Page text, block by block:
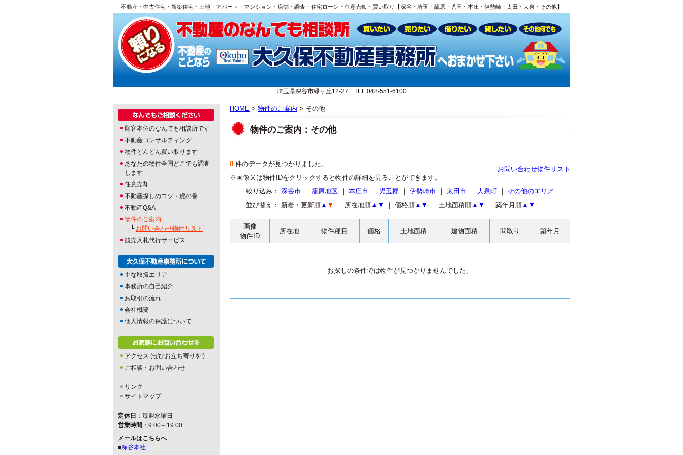
不動産・中古住宅・新築住宅・土地・アパート・マンション・店舗・調査・住宅ローン・任意売却・買い取り【深谷・埼玉・籠原・児玉・本庄・伊勢崎・太田・大泉・その他】
埼玉県深谷市緑ヶ丘12-27 TEL.048-551-6100
HOME > 物件のご案内 > その他
物件のご案内：その他
0 件のデータが見つかりました。
※画像又は物件IDをクリックすると物件の詳細を見ることができます。
お問い合わせ物件リスト
絞り込み： 深谷市 ｜ 籠原地区 ｜ 本庄市 ｜ 児玉郡 ｜ 伊勢崎市 ｜ 太田市 ｜ 大泉町 ｜ その他のエリア
並び替え： 新着・更新順▲ ▼ ｜ 所在地順▲ ▼ ｜ 価格順▲ ▼ ｜ 土地面積順▲ ▼ ｜ 築年月順▲ ▼
画像
物件ID
所在地 物件種目 価格 土地面積 建物面積 間取り 築年月
お探しの条件では物件が見つかりませんでした。
顧客本位のなんでも相談所です
不動産コンサルティング
物件どんどん買い取ります
あなたの物件全国どこでも調査
します
任意売却
不動産探しのコツ・虎の巻
不動産Q&A
物件のご案内
┗ お問い合わせ物件リスト
競売入札代行サービス
主な取扱エリア
事務所の自己紹介
お取引の流れ
会社概要
個人情報の保護について
アクセス (ぜひお立ち寄りを!)
ご相談・お問い合わせ
リンク
サイトマップ
定休日 ：毎週水曜日
営業時間 ：9:00～19:00
メールはこちらへ
■深谷本社